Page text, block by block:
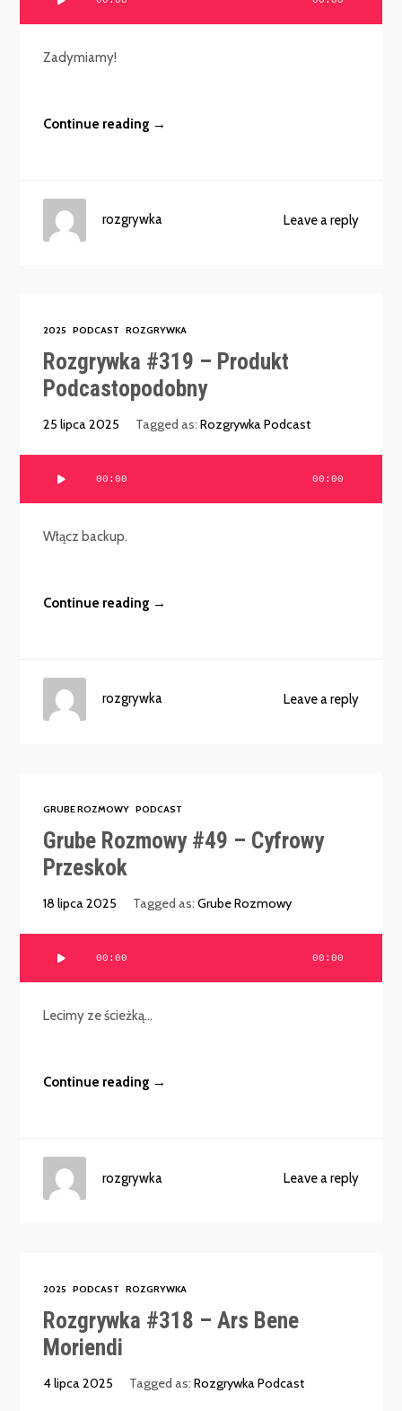
Zadymiamy!
Continue reading →
Leave a reply
rozgrywka
2025 PODCAST ROZGRYWKA
Rozgrywka #319 – Produkt
Podcastopodobny
25 lipca 2025 Tagged as:Rozgrywka Podcast
00:00 00:00
Włącz backup.
Continue reading →
Leave a reply
rozgrywka
GRUBE ROZMOWY PODCAST
Grube Rozmowy #49 – Cyfrowy
Przeskok
18 lipca 2025 Tagged as:Grube Rozmowy
00:00 00:00
Lecimy ze ścieżką...
Continue reading →
Leave a reply
rozgrywka
2025 PODCAST ROZGRYWKA
Rozgrywka #318 – Ars Bene
Moriendi
4 lipca 2025 Tagged as:Rozgrywka Podcast